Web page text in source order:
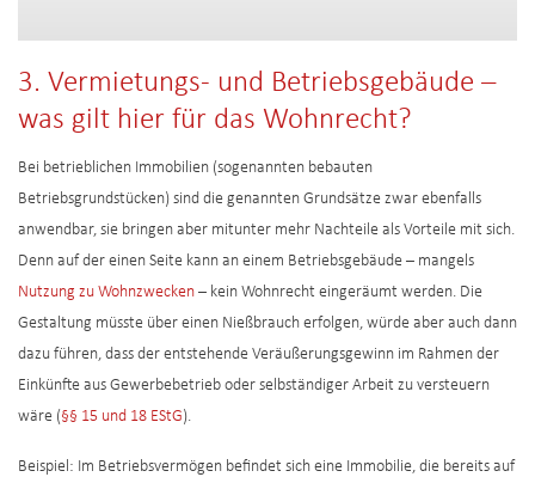
3. Vermietungs- und Betriebsgebäude –
was gilt hier für das Wohnrecht?
Bei betrieblichen Immobilien (sogenannten bebauten
Betriebsgrundstücken) sind die genannten Grundsätze zwar ebenfalls
anwendbar, sie bringen aber mitunter mehr Nachteile als Vorteile mit sich.
Denn auf der einen Seite kann an einem Betriebsgebäude – mangels
Nutzung zu Wohnzwecken – kein Wohnrecht eingeräumt werden. Die
Gestaltung müsste über einen Nießbrauch erfolgen, würde aber auch dann
dazu führen, dass der entstehende Veräußerungsgewinn im Rahmen der
Einkünfte aus Gewerbebetrieb oder selbständiger Arbeit zu versteuern
wäre (§§ 15 und 18 EStG).
Beispiel: Im Betriebsvermögen befindet sich eine Immobilie, die bereits auf